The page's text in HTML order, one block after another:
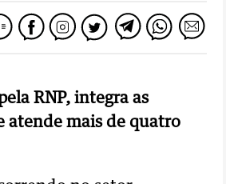
RNP, integra as
atende mais de quatro